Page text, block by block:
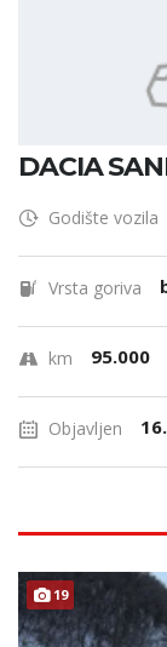
DACIA
Godište vozila
Vrsta goriva
km 95.000
Objavljen
19